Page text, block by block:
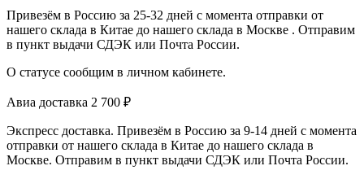
Привезём в Россию за 25-32 дней с момента отправки от
нашего склада в Китае до нашего склада в Москве . Отправим
в пункт выдачи СДЭК или Почта России.
О статусе сообщим в личном кабинете.
Авиа доставка 2 700 ₽
Экспресс доставка. Привезём в Россию за 9-14 дней с момента
отправки от нашего склада в Китае до нашего склада в
Москве. Отправим в пункт выдачи СДЭК или Почта России.